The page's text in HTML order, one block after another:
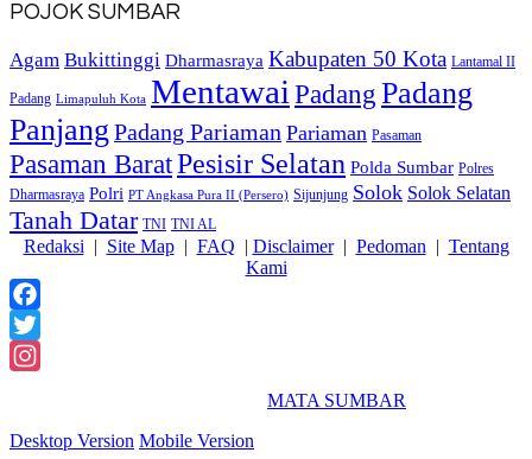
POJOK SUMBAR
Agam Bukittinggi Dharmasraya Kabupaten 50 Kota Lantamal II
Padang Limapuluh Kota Mentawai PadangPadang
Panjang Padang Pariaman Pariaman Pasaman
Pasaman BaratPesisir Selatan Polda Sumbar Polres
Dharmasraya Polri PT Angkasa Pura II (Persero) Sijunjung Solok Solok Selatan
Tanah Datar TNI TNI AL
Redaksi | Site Map| FAQ | Disclaimer| Pedoman | Tentang
Kami
Facebook
Twitter
MATA SUMBAR
Desktop Version Mobile Version